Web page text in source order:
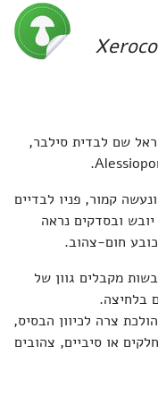
שם לבדית סילבר,
ונעשה קמור, פניו לבדיים
ובסדקים נראה
חום-צהוב.
מקבלים גוון של
צרה לכיוון הבסיס,
ס"מ, פניה חלקים או סיביים, צהובים